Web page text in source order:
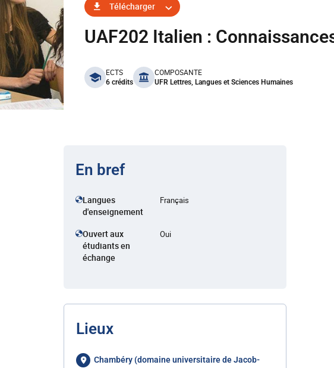
Télécharger
UAF202 Italien :
benefits
ECTS
6 crédits
COMPOSANTE
UFR Lettres, Langues et Sciences Humaines
En bref
Langues
d'enseignement
Français
Ouvert aux
étudiants en
échange
Oui
Lieux
Chambéry (domaine universitaire de Jacob-